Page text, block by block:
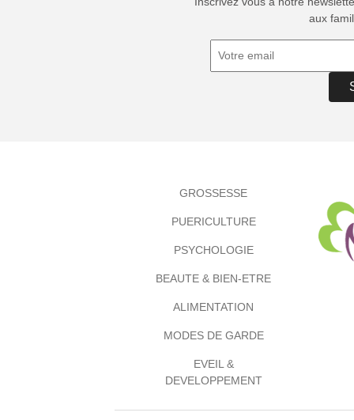
aux
GROSSESSE
PUERICULTURE
PSYCHOLOGIE
BEAUTE & BIEN-ETRE
ALIMENTATION
MODES DE GARDE
EVEIL &
DEVELOPPEMENT